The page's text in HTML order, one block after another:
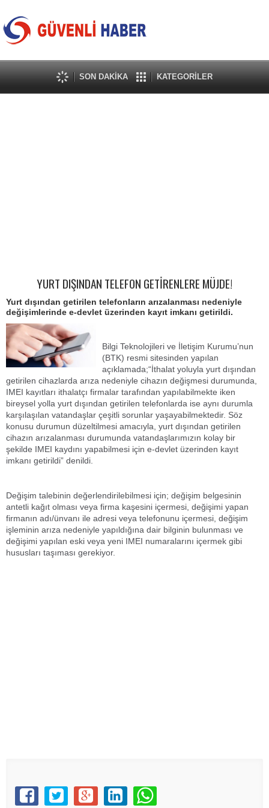
SON DAKİKA KATEGORİLER
YURT DIŞINDAN TELEFON GETİRENLERE MÜJDE!
Yurt dışından getirilen telefonların arızalanması nedeniyle
değişimlerinde e-devlet üzerinden kayıt imkanı getirildi.
Bilgi Teknolojileri ve İletişim Kurumu’nun
(BTK) resmi sitesinden yapılan
açıklamada;“İthalat yoluyla yurt dışından
getirilen cihazlarda arıza nedeniyle cihazın değişmesi durumunda,
IMEI kayıtları ithalatçı firmalar tarafından yapılabilmekte iken
bireysel yolla yurt dışından getirilen telefonlarda ise aynı durumla
karşılaşılan vatandaşlar çeşitli sorunlar yaşayabilmektedir. Söz
konusu durumun düzeltilmesi amacıyla, yurt dışından getirilen
cihazın arızalanması durumunda vatandaşlarımızın kolay bir
şekilde IMEI kaydını yapabilmesi için e-devlet üzerinden kayıt
imkanı getirildi” denildi.
Değişim talebinin değerlendirilebilmesi için; değişim belgesinin
antetli kağıt olması veya firma kaşesini içermesi, değişimi yapan
firmanın adı/ünvanı ile adresi veya telefonunu içermesi, değişim
işleminin arıza nedeniyle yapıldığına dair bilginin bulunması ve
değişimi yapılan eski veya yeni IMEI numaralarını içermek gibi
hususları taşıması gerekiyor.